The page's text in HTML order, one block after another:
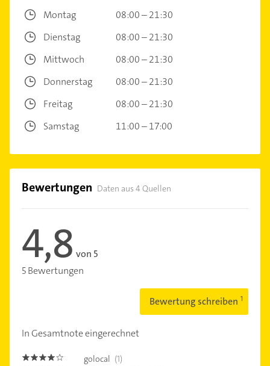
Montag
08:00 – 21:30
Dienstag
08:00 – 21:30
Mittwoch
08:00 – 21:30
Donnerstag
08:00 – 21:30
Freitag
08:00 – 21:30
Samstag
11:00 – 17:00
Bewertungen Daten aus 4 Quellen
4,8 von 5
5 Bewertungen
Bewertung schreiben
In Gesamtnote eingerechnet
4.0 golocal (1)